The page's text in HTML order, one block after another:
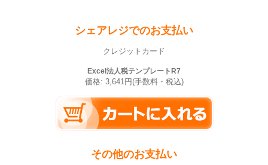
シェアレジでのお支払い
クレジットカード
Excel法人税テンプレートR7
価格: 3,641円(手数料・税込)
その他のお支払い